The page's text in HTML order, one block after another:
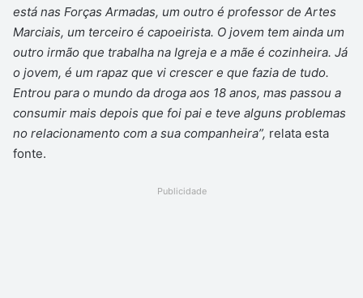
está nas Forças Armadas, um outro é professor de Artes
Marciais, um terceiro é capoeirista. O jovem tem ainda um
outro irmão que trabalha na Igreja e a mãe é cozinheira. Já
o jovem, é um rapaz que vi crescer e que fazia de tudo.
Entrou para o mundo da droga aos 18 anos, mas passou a
consumir mais depois que foi pai e teve alguns problemas
no relacionamento com a sua companheira”, relata esta
fonte.
Publicidade